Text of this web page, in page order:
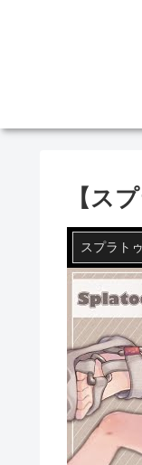
【ス
スプラト